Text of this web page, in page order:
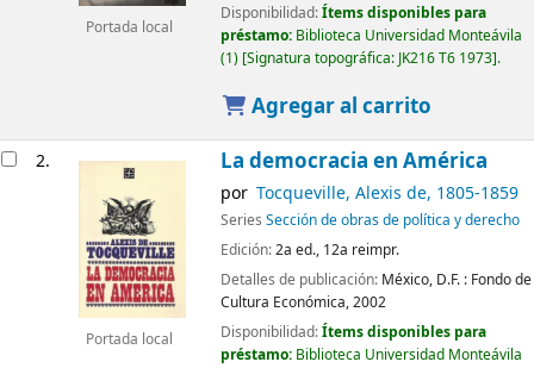
Portada local
Disponibilidad:Ítems disponibles para
préstamo: Biblioteca Universidad Monteávila
(1) Signatura topográfica: JK216 T6 1973 .
Agregar al carrito
2.
Portada local
La democracia en América
por Tocqueville, Alexis de, 1805-1859
Series Sección de obras de política y derecho
Edición:2a ed., 12a reimpr.
Detalles de publicación: México, D.F. : Fondo de
Cultura Económica,2002
Disponibilidad:Ítems disponibles para
préstamo: Biblioteca Universidad Monteávila